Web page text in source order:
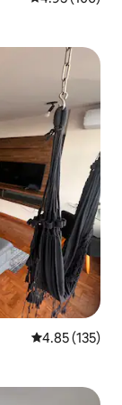
औसत रेटिंग 5 में से
4.85 (135)